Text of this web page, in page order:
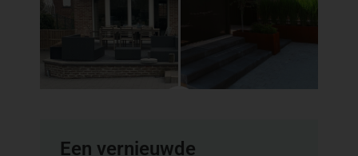
Een vernieuwde